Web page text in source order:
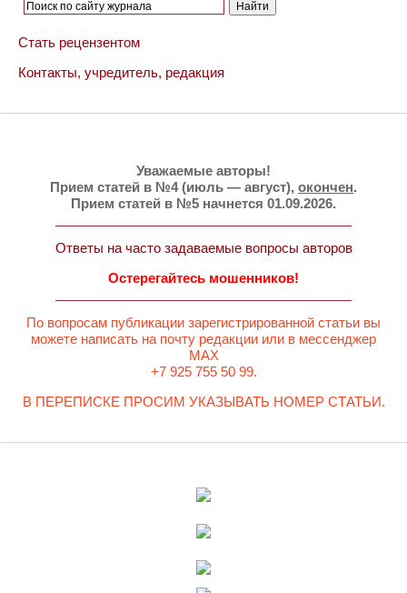
Стать рецензентом
Контакты, учредитель, редакция
Уважаемые авторы!
Прием статей в №4 (июль — август), окончен.
Прием статей в №5 начнется 01.09.2026.
Ответы на часто задаваемые вопросы авторов
Остерегайтесь мошенников!
По вопросам публикации зарегистрированной статьи вы
можете написать на почту редакции или в мессенджер
MAX
+7 925 755 50 99.
В ПЕРЕПИСКЕ ПРОСИМ УКАЗЫВАТЬ НОМЕР СТАТЬИ.